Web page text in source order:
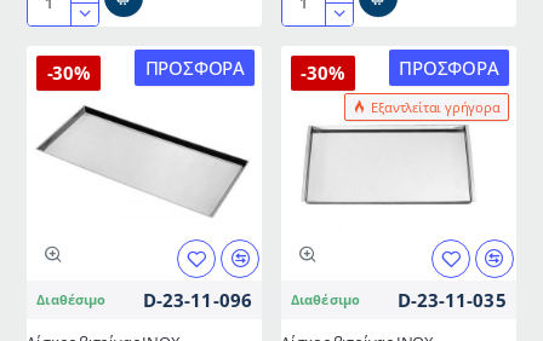
Δίσκος
ορθογώνιος
ΙΝΟΧ
ΙΤΑΛΙΑΣ
διαστάσεων
50x35x1,5hcm
Δίσκος
ΙΝΟΧ
ορθογώνιος
διαστάσεων
58x40x2hcm
ΙΤΑΛΙΑΣ
ΠΡΟΣΦΟΡΆ
-30%
Διαθέσιμο D-23-11-096
ΠΡΟΣΦΟΡΆ
Εξαντλείται γρήγορα
-30%
Διαθέσιμο D-23-11-035